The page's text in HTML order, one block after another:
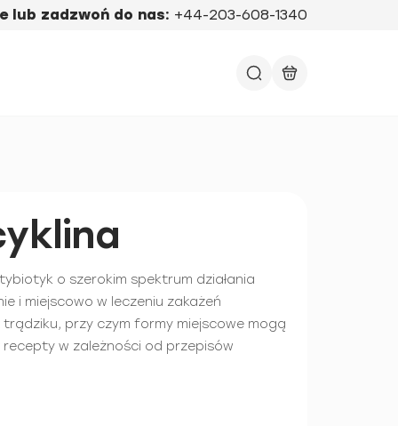
lub zadzwoń do nas: +44-203-608-1340
o szerokim spektrum działania
i miejscowo w leczeniu zakażeń
przy czym formy miejscowe mogą
w zależności od przepisów